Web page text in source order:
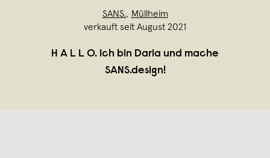
SANS., Müllheim
verkauft seit August 2021
H A L L O. ich bin Daria und mache
SANS.design!